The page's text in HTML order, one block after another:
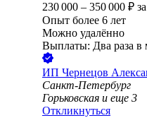
230 000 – 350 000 ₽
Опыт более 6 лет
Можно удалённо
Выплаты: Два раза в
ИП Чернецов
Санкт-Петербург
Горьковская и еще 3
Откликнуться